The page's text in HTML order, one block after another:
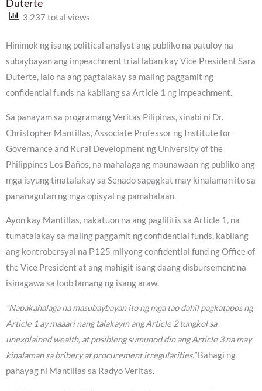
Duterte
3,237 total views
Hinimok ng isang political analyst ang publiko na patuloy na
subaybayan ang impeachment trial laban kay Vice President Sara
Duterte, lalo na ang pagtalakay sa maling paggamit ng
confidential funds na kabilang sa Article 1 ng impeachment.
Sa panayam sa programang Veritas Pilipinas, sinabi ni Dr.
Christopher Mantillas, Associate Professor ng Institute for
Governance and Rural Development ng University of the
Philippines Los Baños, na mahalagang maunawaan ng publiko ang
mga isyung tinatalakay sa Senado sapagkat may kinalaman ito sa
pananagutan ng mga opisyal ng pamahalaan.
Ayon kay Mantillas, nakatuon na ang paglilitis sa Article 1, na
tumatalakay sa maling paggamit ng confidential funds, kabilang
ang kontrobersyal na ₱125 milyong confidential fund ng Office of
the Vice President at ang mahigit isang daang disbursement na
isinagawa sa loob lamang ng isang araw.
“Napakahalaga na masubaybayan ito ng mga tao dahil pagkatapos ng
Article 1 ay maaari nang talakayin ang Article 2 tungkol sa
unexplained wealth, at posibleng sumunod din ang Article 3 na may
kinalaman sa bribery at procurement irregularities.”Bahagi ng
pahayag ni Mantillas sa Radyo Veritas.